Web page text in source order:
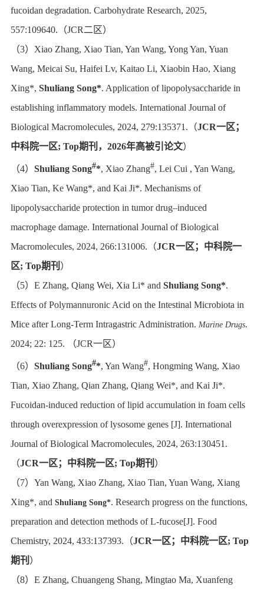
fucoidan degradation. Carbohydrate Research, 2025,
557:109640. （JCR二区）
（3） Xiao Zhang, Xiao Tian, Yan Wang, Yong Yan, Yuan
Wang, Meicai Su, Haifei Lv, Kaitao Li, Xiaobin Hao, Xiang
Xing*, Shuliang Song*. Application of lipopolysaccharide in
establishing inflammatory models. International Journal of
Biological Macromolecules, 2024, 279:135371. （JCR一区；
中科院一区; Top期刊， 2026年高被引论文）
（4） Shuliang Song#*, Xiao Zhang#, Lei Cui , Yan Wang,
Xiao Tian, Ke Wang*, and Kai Ji*. Mechanisms of
lipopolysaccharide protection in tumor drug–induced
macrophage damage. International Journal of Biological
Macromolecules, 2024, 266:131006. （JCR一区；中科院一
区; Top期刊 ）
（5） E Zhang, Qiang Wei, Xia Li* and Shuliang Song*.
Effects of Polymannuronic Acid on the Intestinal Microbiota in
Mice after Long-Term Intragastric Administration. Marine Drugs.
2024; 22: 125.
（JCR一区）
（6） Shuliang Song#*, Yan Wang#, Hongming Wang, Xiao
Tian, Xiao Zhang, Qian Zhang, Qiang Wei*, and Kai Ji*.
Fucoidan-induced reduction of lipid accumulation in foam cells
through overexpression of lysosome genes [J]. International
Journal of Biological Macromolecules, 2024, 263:130451.
（JCR一区；中科院一区; Top期刊 ）
（7） Yan Wang, Xiao Zhang, Xiao Tian, Yuan Wang, Xiang
Xing*, and Shuliang Song*. Research progress on the functions,
preparation and detection methods of L-fucose[J]. Food
Chemistry, 2024, 433:137393. （JCR一区；中科院一区; Top
期刊 ）
（8） E Zhang, Chuangeng Shang, Mingtao Ma, Xuanfeng